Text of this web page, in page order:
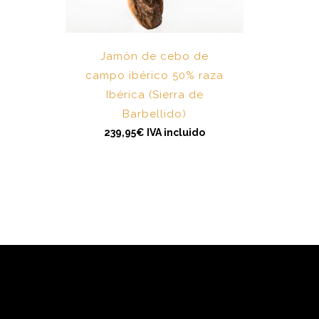
Jamón de cebo de
campo ibérico 50% raza
Ibérica (Sierra de
Barbellido)
239,95€ IVA incluido